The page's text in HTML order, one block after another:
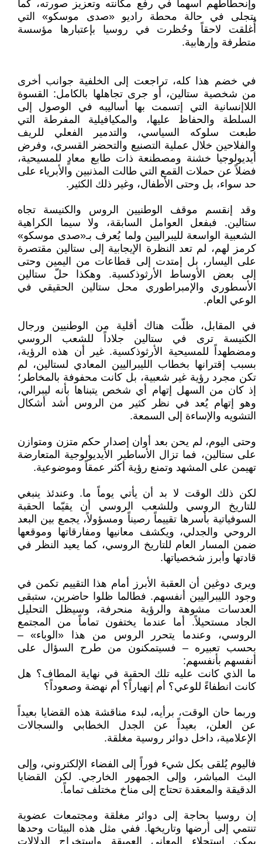
وإنحطاطهم أسهما في رفع مكانته وتعزيز صورته، كما
يتجلى في حالة محطة راديو «صدى موسكو» التي
أُغلقت لاحقاً وحُظرت في روسيا بإعتبارها مؤسسة
متطرفة وإرهابية.
في خضم هذا كله، تراجعت إلى الخلفية جوانب أخرى
من شخصية ستالين، أو جرى تجاهلها بالكامل: القسوة
اللاإنسانية التي إتسمت بها أساليبه في الوصول إلى
السلطة والحفاظ عليها، والمكيافيلية المفرطة التي
طبعت سلوكه السياسي، والتدمير الفعلي للريف
والفلاحين خلال عملية التصنيع والتحضر القسري، وفرض
أيديولوجيا خشنة ومصطنعة ذات طابع معادٍ للمسيحية،
فضلاً عن حملات القمع التي طالت المذنبين والأبرياء على
حد سواء، بل وحتى الأطفال، وغير ذلك الكثير.
وقد إنقسم موقف الوطنيين الروس والكنيسة تجاه
ستالين. فبفعل العوامل السابقة، ولا سيما الكراهية
الشعبية الواسعة لليبراليين ولما يُعرف بـ«صدى موسكو»
كرمز لهم، لم تعد النظرة الإيجابية إلى ستالين مقتصرة
على اليسار، بل إمتدت إلى قطاعات من اليمين وحتى
إلى بعض الأوساط الأرثوذكسية. وهكذا حلّ ستالين
الأسطوري والإمبراطوري محل ستالين الحقيقي في
الوعي العام.
في المقابل، ظلّت هناك أقلية من الوطنيين ورجال
الكنيسة ترى في ستالين جلاداً للشعب الروسي
ومضطهداً للمسيحية الأرثوذكسية. غير أن هذه الرؤية،
بسبب إقترانها بخطاب الليبراليين المعادي لستالين، لم
تكن مجرد رؤية غير شعبية، بل كانت محفوفة بالمخاطر؛
إذ كان من السهل إتهام أي شخص يتبناها بأنه ليبرالي،
وهو إتهام يُعد في نظر كثير من الروس أشد أشكال
التشويه والإساءة إلى السمعة.
وحتى اليوم، لم يحن بعد أوان إصدار حكم متزن ومتوازن
على ستالين، فما تزال الأساطير الأيديولوجية المتعارضة
تهيمن على المشهد وتمنع رؤية أكثر عمقاً وموضوعية.
لكن ذلك الوقت لا بد أن يأتي يوماً ما. وعندئذ ينبغي
للتاريخ الروسي وللشعب الروسي أن يقيّما الحقبة
السوفياتية بأسرها تقييماً رصيناً ومسؤولاً، يجمع بين البعد
الروحي والجدلي، ويكشف معانيها ومفارقاتها وموقعها
ضمن المسار العام للتاريخ الروسي، كما يعيد النظر في
قادتها وأبرز شخصياتها.
ويرى دوغين أن العقبة الأبرز أمام هذا التقييم تكمن في
وجود الليبراليين أنفسهم. فطالما ظلوا حاضرين، ستبقى
العدسات مشوهة والرؤية منحرفة، وسيظل التحليل
الجاد مستحيلاً. أما عندما يختفون تماماً من المجتمع
الروسي، وعندما يتحرر الروس من هذا «الوباء» –
بحسب تعبيره – فسيتمكنون من طرح السؤال على
أنفسهم بأنفسهم:
ما الذي كانت عليه تلك الحقبة في نهاية المطاف؟ هل
كانت انطفاءً للوعي؟ أم إنهياراً؟ أم نهضة وصعوداً؟
وربما حان الوقت، برأيه، لبدء مناقشة هذه القضايا بعيداً
عن العلن، بعيداً عن الجدل الخطابي والسجالات
الإعلامية، داخل دوائر روسية مغلقة.
فاليوم يُلقى بكل شيء فوراً إلى الفضاء الإلكتروني، وإلى
البث المباشر، وإلى الجمهور الخارجي. لكن القضايا
الدقيقة والمعقدة تحتاج إلى مناخ مختلف تماماً.
إن روسيا بحاجة إلى دوائر مغلقة ومجتمعات عضوية
تنتمي إلى أرضها وتاريخها. ففي مثل هذه البيئات وحدها
يمكن إستجلاء المعاني العميقة وإستخراج الدلالات